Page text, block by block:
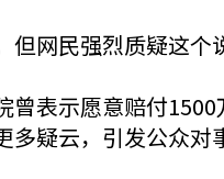
网民强烈质疑这
曾表示愿意赔付
疑云，引发公众对